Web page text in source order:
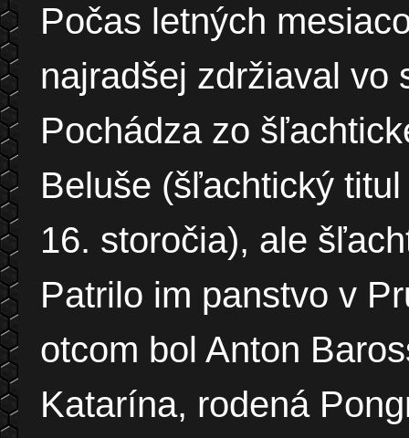
Počas letných
najradšej zdržiaval vo
Pochádza zo
Beluše (šľachtický
16. storočia), ale
Patrilo im panstvo v
otcom bol Anton
Katarína, rodená